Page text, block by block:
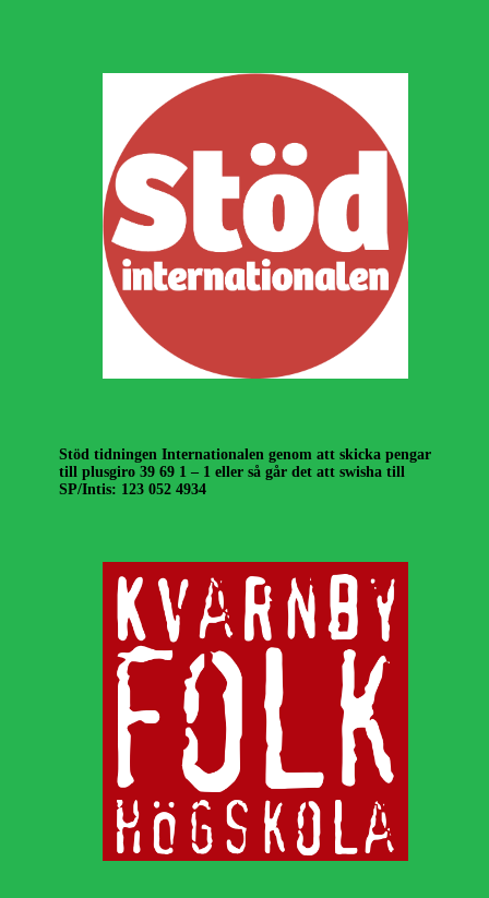
Stöd tidningen Internationalen genom att skicka pengar
till plusgiro 39 69 1 – 1 eller så går det att swisha till
SP/Intis: 123 052 4934